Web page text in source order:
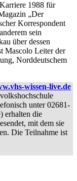
1988 für
„Der
Korrespondent
sein
über dessen
Mascolo Leiter der
Norddeutschem
wissen-live.de
unter 02681-
erhalten die
mit dem sie
Die Teilnahme ist